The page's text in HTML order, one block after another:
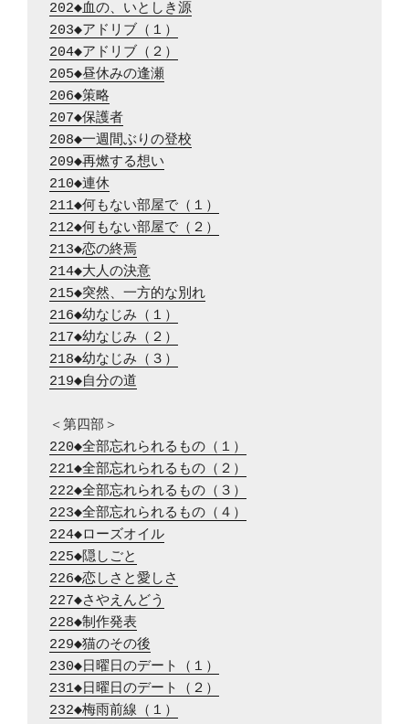
202◆血の、いとしき源
203◆アドリブ（１）
204◆アドリブ（２）
205◆昼休みの逢瀬
206◆策略
207◆保護者
208◆一週間ぶりの登校
209◆再燃する想い
210◆連休
211◆何もない部屋で（１）
212◆何もない部屋で（２）
213◆恋の終焉
214◆大人の決意
215◆突然、一方的な別れ
216◆幼なじみ（１）
217◆幼なじみ（２）
218◆幼なじみ（３）
219◆自分の道
220◆全部忘れられるもの（１）
221◆全部忘れられるもの（２）
222◆全部忘れられるもの（３）
223◆全部忘れられるもの（４）
224◆ローズオイル
225◆隠しごと
226◆恋しさと愛しさ
227◆さやえんどう
228◆制作発表
229◆猫のその後
230◆日曜日のデート（１）
231◆日曜日のデート（２）
232◆梅雨前線（１）